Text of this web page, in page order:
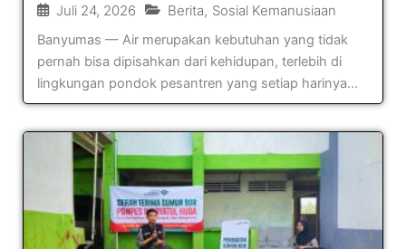
Juli 24, 2026 Berita, Sosial Kemanusiaan
Banyumas — Air merupakan kebutuhan yang tidak
pernah bisa dipisahkan dari kehidupan, terlebih di
lingkungan pondok pesantren yang setiap harinya...